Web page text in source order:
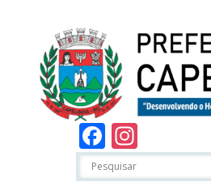
Facebook